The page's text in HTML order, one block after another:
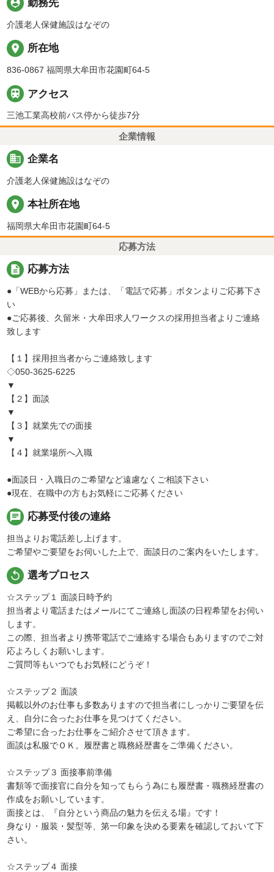
person_pin 勤務先
介護老人保健施設はなぞの
place 所在地
836-0867 福岡県大牟田市花園町64-5
 アクセス
三池工業高校前バス停から徒歩7分
企業情報
business 企業名
介護老人保健施設はなぞの
place 本社所在地
福岡県大牟田市花園町64-5
応募方法
description 応募方法
●「WEBから応募」または、「電話で応募」ボタンよりご応募下さ
い
●ご応募後、久留米・大牟田求人ワークスの採用担当者よりご連絡
致します
【１】採用担当者からご連絡致します
◇050-3625-6225
▼
【２】面談
▼
【３】就業先での面接
▼
【４】就業場所へ入職
●面談日・入職日のご希望など遠慮なくご相談下さい
●現在、在職中の方もお気軽にご応募ください
chat 応募受付後の連絡
担当よりお電話差し上げます。
ご希望やご要望をお伺いした上で、面談日のご案内をいたします。
replay 選考プロセス
☆ステップ１ 面談日時予約
担当者より電話またはメールにてご連絡し面談の日程希望をお伺い
します。
この際、担当者より携帯電話でご連絡する場合もありますのでご対
応よろしくお願いします。
ご質問等もいつでもお気軽にどうぞ！
☆ステップ２ 面談
掲載以外のお仕事も多数ありますので担当者にしっかりご要望を伝
え、自分に合ったお仕事を見つけてください。
ご希望に合ったお仕事をご紹介させて頂きます。
面談は私服でＯＫ。履歴書と職務経歴書をご準備ください。
☆ステップ３ 面接事前準備
書類等で面接官に自分を知ってもらう為にも履歴書・職務経歴書の
作成をお願いしています。
面接とは、『自分という商品の魅力を伝える場』です！
身なり・服装・髪型等、第一印象を決める要素を確認しておいて下
さい。
☆ステップ４ 面接